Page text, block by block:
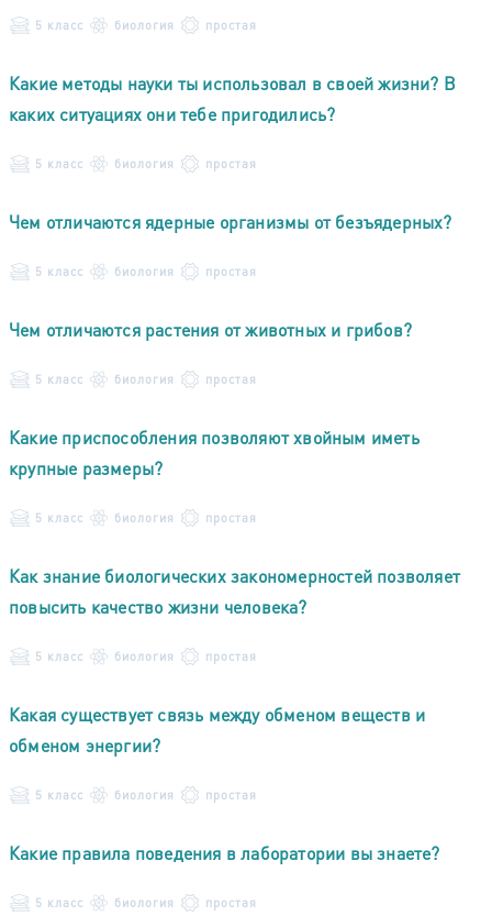
5 класс биология простая
Какие методы науки ты использовал в своей жизни? В
каких ситуациях они тебе пригодились?
5 класс биология простая
Чем отличаются ядерные организмы от безъядерных?
5 класс биология простая
Чем отличаются растения от животных и грибов?
5 класс биология простая
Какие приспособления позволяют хвойным иметь
крупные размеры?
5 класс биология простая
Как знание биологических закономерностей позволяет
повысить качество жизни человека?
5 класс биология простая
Какая существует связь между обменом веществ и
обменом энергии?
5 класс биология простая
Какие правила поведения в лаборатории вы знаете?
5 класс биология простая